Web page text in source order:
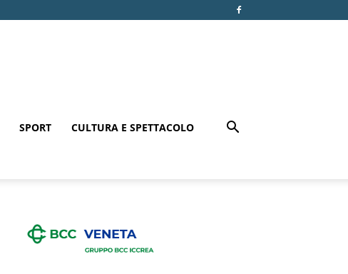
SPORT CULTURA E SPETTACOLO